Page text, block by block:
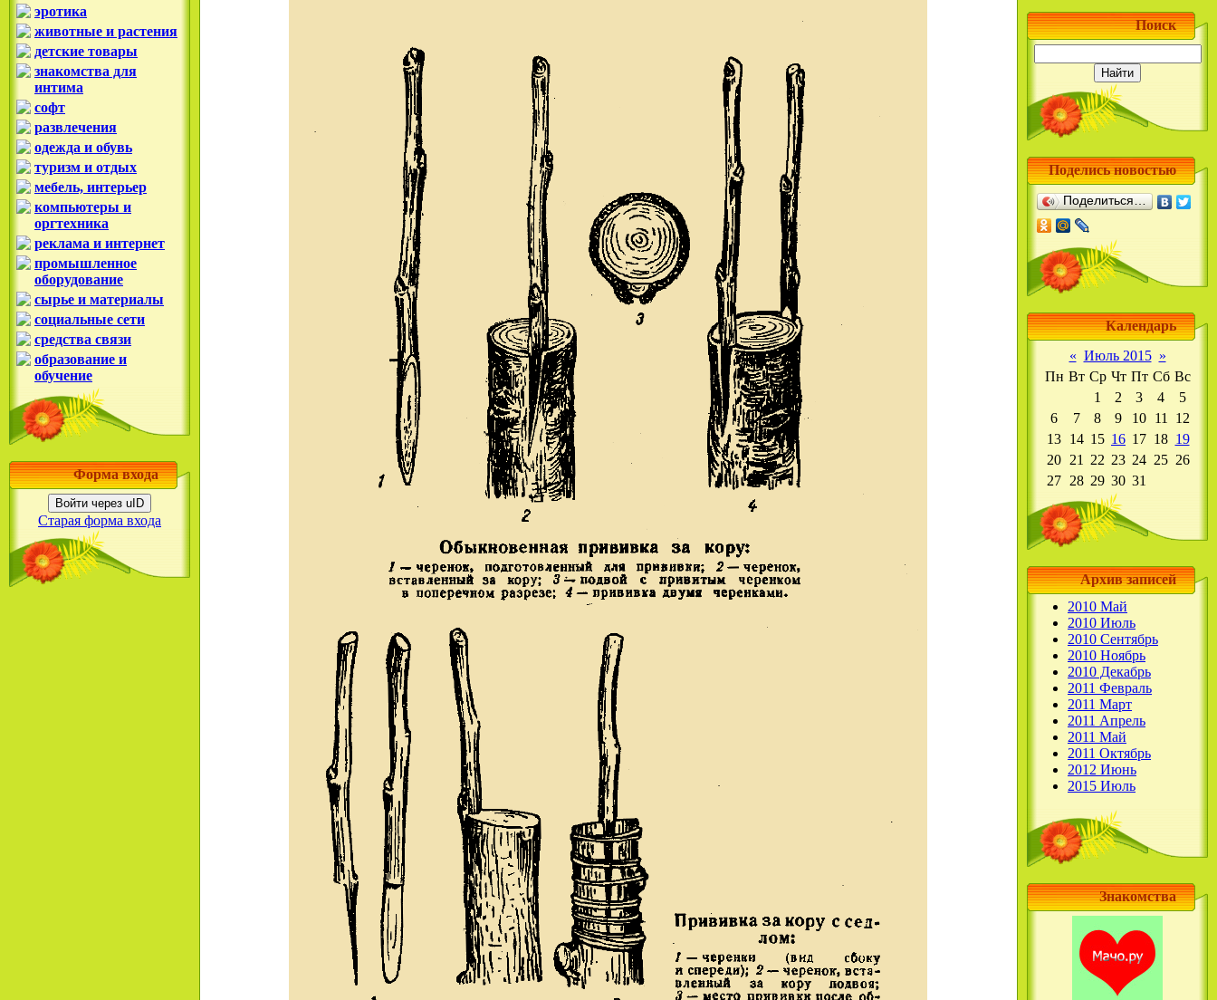
эротика
животные и растения
детские товары
знакомства для
интима
софт
развлечения
одежда и обувь
туризм и отдых
мебель, интерьер
компьютеры и
оргтехника
реклама и интернет
промышленное
оборудование
сырье и материалы
социальные сети
средства связи
образование и
обучение
Форма входа
Войти через uID
Старая форма входа
Поиск
Поделись новостью
Поделиться…
Календарь
« Июль 2015 »
Пн Вт Ср Чт Пт Сб Вс
1
2 3 4
5
6
7 8 9 10 11
12
13 14 15 16 17 18 19
20 21 22 23 24 25 26
27 28 29 30 31
Архив записей
2010 Май
2010 Июль
2010 Сентябрь
2010 Ноябрь
2010 Декабрь
2011 Февраль
2011 Март
2011 Апрель
2011 Май
2011 Октябрь
2012 Июнь
2015 Июль
Знакомства